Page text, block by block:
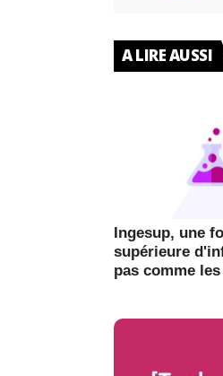
A LIRE AUSSI
Ingesup, une
supérieure
pas comme